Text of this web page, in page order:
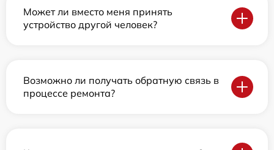
Может ли вместо меня принять
устройство другой человек?
Возможно ли получать обратную связь в
процессе ремонта?